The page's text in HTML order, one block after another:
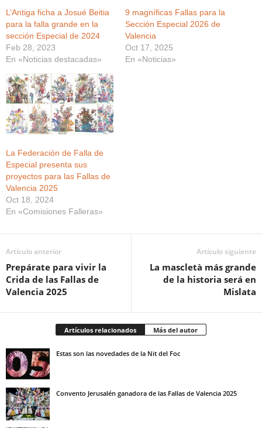
L’Antiga ficha a Josué Beitia
para la falla grande en la
sección Especial de 2024
Feb 28, 2023
En «Noticias destacadas»
9 magníficas Fallas para la
Sección Especial 2026 de
Valencia
Oct 17, 2025
En «Noticias»
La Federación de Falla de
Especial presenta sus
proyectos para las Fallas de
Valencia 2025
Oct 18, 2024
En «Comisiones Falleras»
Artículo anterior
Prepárate para vivir la
Crida de las Fallas de
Valencia 2025
Artículo siguiente
La mascletà más grande
de la historia será en
Mislata
Artículos relacionados Más del autor
Estas son las novedades de la Nit del Foc
Convento Jerusalén ganadora de las Fallas de Valencia 2025